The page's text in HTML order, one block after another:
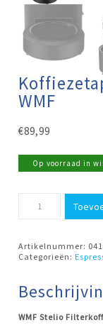
WMF
€89,99
Op voorraad in
zwart
Artikelnummer:
Categorieën:
WMF Stelio